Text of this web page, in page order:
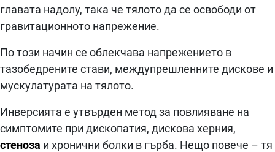
главата надолу, така че тялото да се освободи от
гравитационното напрежение.
По този начин се облекчава напрежението в
тазобедрените стави, междупрешленните дискове и
мускулатурата на тялото.
Инверсията е утвърден метод за повлияване на
симптомите при дископатия, дискова херния,
стеноза и хронични болки в гърба. Нещо повече – тя